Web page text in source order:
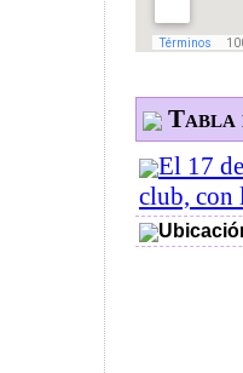
Tabla
El 17
club, con